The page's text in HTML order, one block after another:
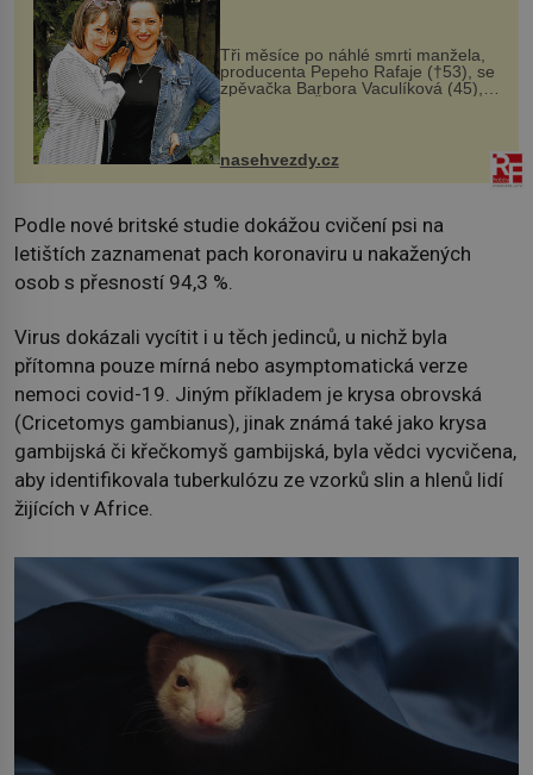
Tři měsíce po náhlé smrti manžela,
producenta Pepeho Rafaje (†53), se
zpěvačka Barbora Vaculíková (45),
dcera Petry Černocké (75), poprvé
ozvala veřejnosti. Na sociální síti
sdílela, že se snaží fung...
nasehvezdy.cz
Podle nové britské studie dokážou cvičení psi na
letištích zaznamenat pach koronaviru u nakažených
osob s přesností 94,3 %.
Virus dokázali vycítit i u těch jedinců, u nichž byla
přítomna pouze mírná nebo asymptomatická verze
nemoci covid-19. Jiným příkladem je krysa obrovská
(Cricetomys gambianus), jinak známá také jako krysa
gambijská či křečkomyš gambijská, byla vědci vycvičena,
aby identifikovala tuberkulózu ze vzorků slin a hlenů lidí
žijících v Africe.